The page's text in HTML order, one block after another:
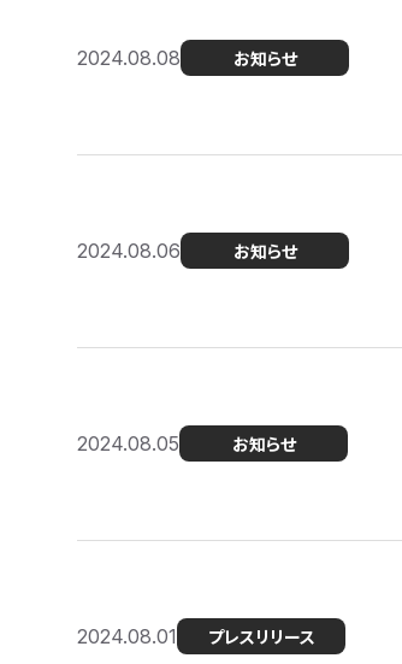
2024.08.08 お知らせ
2024.08.06 お知らせ
2024.08.05 お知らせ
2024.08.01 プレスリリース